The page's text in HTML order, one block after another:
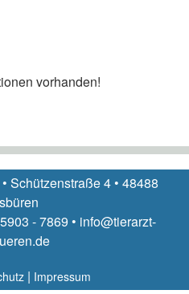
vorhanden!
Schützenstraße 4 • 48488
- 7869 • info@tierarzt-
| Impressum